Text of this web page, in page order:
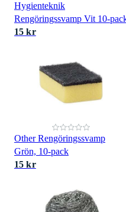
Hygienteknik
Rengöringssvamp Vit 10-
15 kr
Other Rengöringssvamp
Grön, 10-pack
15 kr